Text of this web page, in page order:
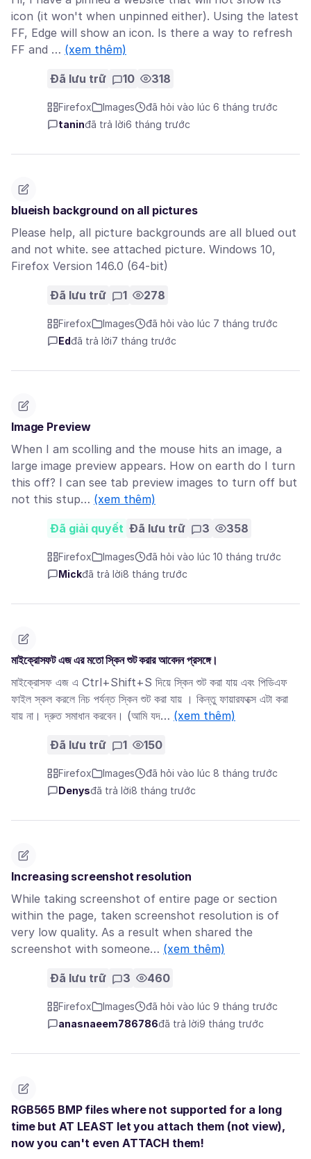
icon (it won't when unpinned either). Using the latest
FF, Edge will show an icon. Is there a way to refresh
FF and … (xem thêm)
Đã lưu trữ 10 318
Firefox Images
đã hỏi vào lúc 6 tháng trước
taninđã trả lời6 tháng trước
blueish background on all pictures
Please help, all picture backgrounds are all blued out
and not white. see attached picture. Windows 10,
Firefox Version 146.0 (64-bit)
Đã lưu trữ 1 278
Firefox Images
đã hỏi vào lúc 7 tháng trước
Edđã trả lời7 tháng trước
Image Preview
When I am scolling and the mouse hits an image, a
large image preview appears. How on earth do I turn
this off? I can see tab preview images to turn off but
not this stup… (xem thêm)
Đã giải quyết Đã lưu trữ 3 358
Firefox Images
đã hỏi vào lúc 10 tháng trước
Mickđã trả lời8 tháng trước
মাইক্রোসফট এজ এর মতো স্কিন শুট করার আবেদন প্রসঙ্গে।
মাইক্রোসফ এজ এ Ctrl+Shift+S দিয়ে স্কিন শুট করা যায় এবং পিডিএফ
ফাইল স্কল করলে নিচ পর্যন্ত স্কিন শুট করা যায় । কিন্তু ফায়ারফক্সে এটা করা
যায় না। দ্রুত সমাধান করবেন। (আমি যদ… (xem thêm)
Đã lưu trữ 1 150
Firefox Images
đã hỏi vào lúc 8 tháng trước
Denysđã trả lời8 tháng trước
Increasing screenshot resolution
While taking screenshot of entire page or section
within the page, taken screenshot resolution is of
very low quality. As a result when shared the
screenshot with someone… (xem thêm)
Đã lưu trữ 3 460
Firefox Images
đã hỏi vào lúc 9 tháng trước
anasnaeem786786đã trả lời9 tháng trước
RGB565 BMP files where not supported for a long
time but AT LEAST let you attach them (not view),
now you can't even ATTACH them!